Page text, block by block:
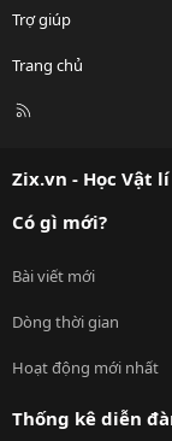
Trợ giúp
Trang chủ
R
Zix.vn - Học Vật
Có gì mới?
Bài viết mới
Dòng thời gian
Hoạt động mới nhất
Thống kê diễn